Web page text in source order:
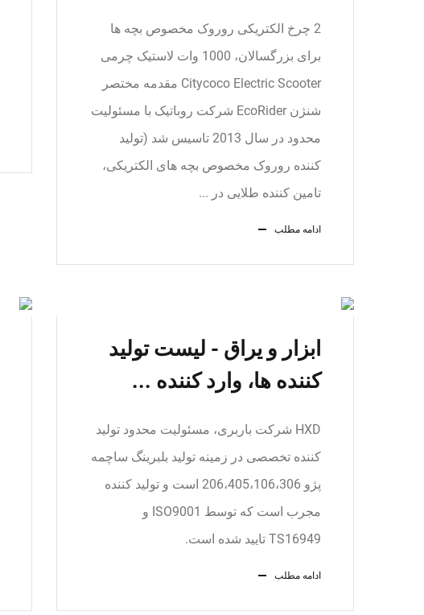
2 چرخ الکتریکی روروک مخصوص بچه ها
برای بزرگسالان، 1000 وات لاستیک چرمی
Citycoco Electric Scooter مقدمه مختصر
شنژن EcoRider شرکت روباتیک با مسئولیت
محدود در سال 2013 تاسیس شد (تولید
کننده روروک مخصوص بچه های الکتریکی،
تامین کننده طلایی در ...
ادامه مطلب
ابزار و یراق - لیست تولید
کننده ها، وارد کننده ...
HXD شرکت باربری، مسئولیت محدود تولید
کننده تخصصی در زمینه تولید بلبرینگ ساچمه
پژو 206،405،106،306 است و تولید کننده
مجرب است که توسط ISO9001 و
TS16949 تایید شده است.
ادامه مطلب